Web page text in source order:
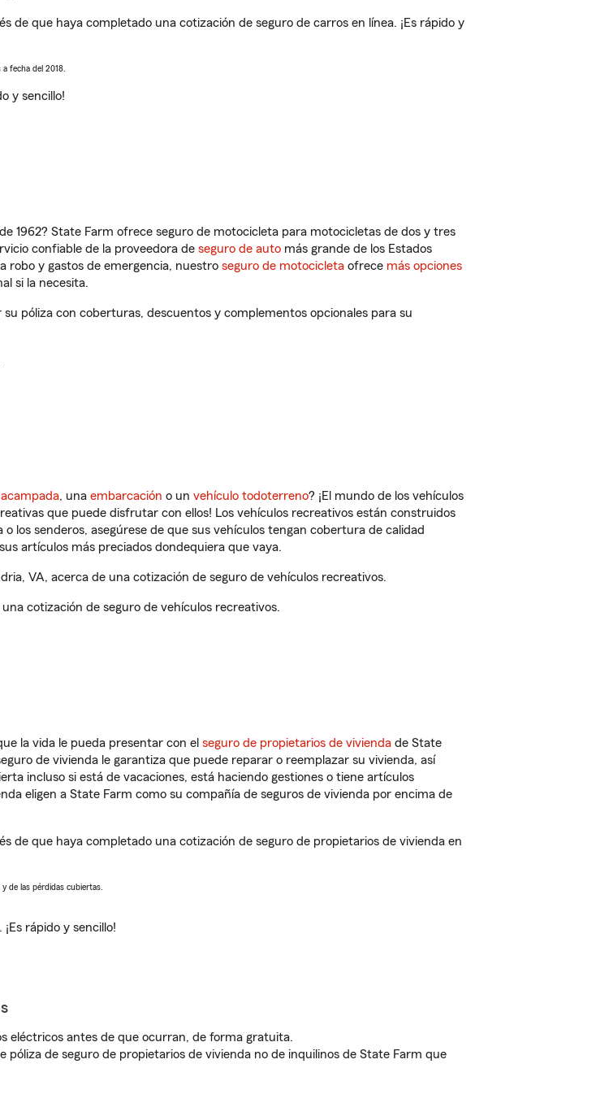
de que haya completado una cotización de seguro de carros en línea. ¡Es rápido y
fecha del 2018.
y sencillo!
1962? State Farm ofrece seguro de motocicleta para motocicletas de dos y tres
confiable de la proveedora de seguro de auto más grande de los Estados
robo y gastos de emergencia, nuestro seguro de motocicleta ofrece más opciones
si la necesita.
póliza con coberturas, descuentos y complementos opcionales para su
, una embarcación o un vehículo todoterreno? ¡El mundo de los vehículos
que puede disfrutar con ellos! Los vehículos recreativos están construidos
los senderos, asegúrese de que sus vehículos tengan cobertura de calidad
artículos más preciados dondequiera que vaya.
VA, acerca de una cotización de seguro de vehículos recreativos.
cotización de seguro de vehículos recreativos.
la vida le pueda presentar con el seguro de propietarios de vivienda de State
de vivienda le garantiza que puede reparar o reemplazar su vivienda, así
incluso si está de vacaciones, está haciendo gestiones o tiene artículos
eligen a State Farm como su compañía de seguros de vivienda por encima de
de que haya completado una cotización de seguro de propietarios de vivienda en
de las pérdidas cubiertas.
. ¡Es rápido y sencillo!
eléctricos antes de que ocurran, de forma gratuita.
póliza de seguro de propietarios de vivienda no de inquilinos de State Farm que